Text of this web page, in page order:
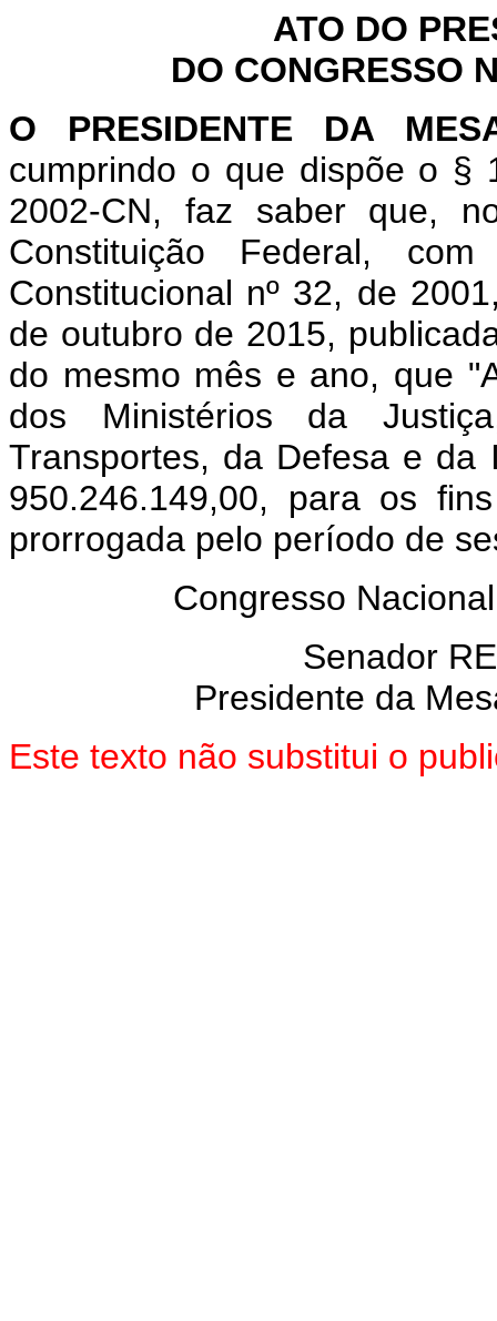
ATO DO
DO CONGRESSO
O PRESIDENTE DA
cumprindo o que dispõe o §
2002-CN, faz saber que,
Constituição Federal,
Constitucional nº 32, de
de outubro de 2015,
do mesmo mês e ano, que
dos Ministérios da
Transportes, da Defesa e da
950.246.149,00, para os
prorrogada pelo período de
Congresso
Senador
Presidente da
Este texto não substitui o